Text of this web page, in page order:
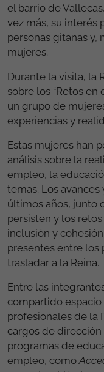
Esta visita
Reina con el
Gitano y la
gitanas en
Durante la mañana
acompañada por el
Consumo y Agenda
la sede social de la
el barrio de
vez más, su interés
personas gitanas
mujeres.
Durante la visita, la
sobre los “Retos en
un grupo de
experiencias y
análisis sobre la
empleo, la
temas. Los
últimos años, junto
persisten y los
inclusión y